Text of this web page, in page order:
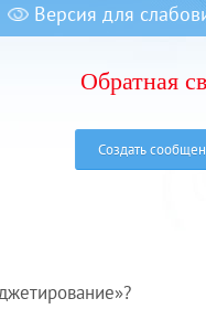
Версия для
Обратная
Создать